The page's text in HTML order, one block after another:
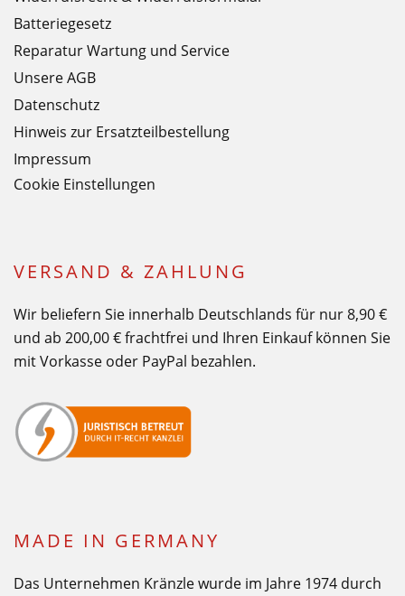
Batteriegesetz
Reparatur Wartung und Service
Unsere AGB
Datenschutz
Hinweis zur Ersatzteilbestellung
Impressum
Cookie Einstellungen
VERSAND & ZAHLUNG
Wir beliefern Sie innerhalb Deutschlands für nur 8,90 €
und ab 200,00 € frachtfrei und Ihren Einkauf können Sie
mit Vorkasse oder PayPal bezahlen.
MADE IN GERMANY
Das Unternehmen Kränzle wurde im Jahre 1974 durch